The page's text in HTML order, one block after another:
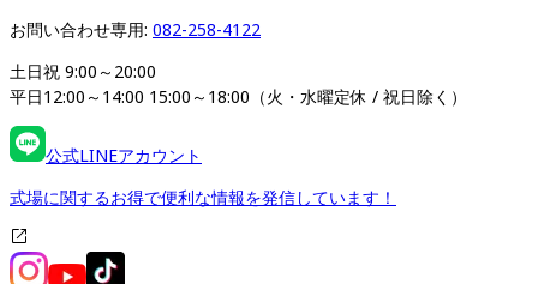
お問い合わせ専用: 082-258-4122
土日祝 9:00～20:00
平日12:00～14:00 15:00～18:00（火・水曜定休 / 祝日除く）
公式LINEアカウント
式場に関するお得で便利な情報を発信しています！